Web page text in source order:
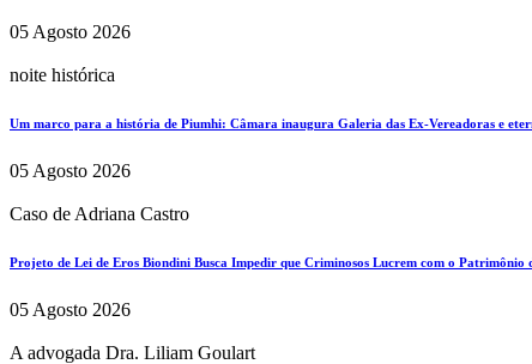
05 Agosto 2026
noite histórica
Um marco para a história de Piumhi: Câmara inaugura Galeria das Ex-Vereadoras e
05 Agosto 2026
Caso de Adriana Castro
Projeto de Lei de Eros Biondini Busca Impedir que Criminosos Lucrem com o Patrimônio
05 Agosto 2026
A advogada Dra. Liliam Goulart